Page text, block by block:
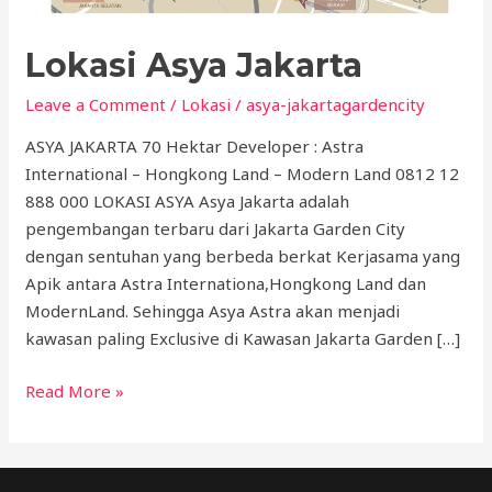
Lokasi Asya Jakarta
Leave a Comment / Lokasi /asya-jakartagardencity
ASYA JAKARTA 70 Hektar Developer : Astra
International – Hongkong Land – Modern Land 0812 12
888 000 LOKASI ASYA Asya Jakarta adalah
pengembangan terbaru dari Jakarta Garden City
dengan sentuhan yang berbeda berkat Kerjasama yang
Apik antara Astra Internationa,Hongkong Land dan
ModernLand. Sehingga Asya Astra akan menjadi
kawasan paling Exclusive di Kawasan Jakarta Garden […]
Read More »